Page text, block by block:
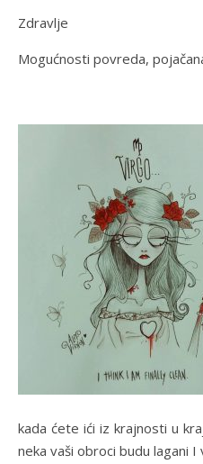
Zdravlje
Mogućnosti povreda,
kada ćete ići iz krajnosti u
neka vaši obroci budu lagani